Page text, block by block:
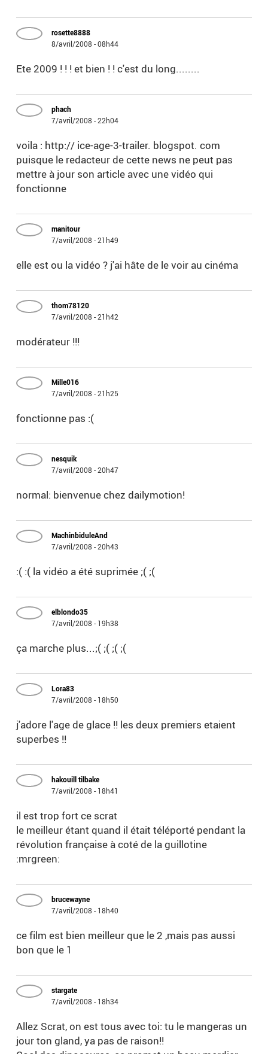
rosette8888
8/avril/2008 - 08h44
Ete 2009 ! ! ! et bien ! ! c'est du long........
phach
7/avril/2008 - 22h04
voila : http:// ice-age-3-trailer. blogspot. com
puisque le redacteur de cette news ne peut pas
mettre à jour son article avec une vidéo qui
fonctionne
manitour
7/avril/2008 - 21h49
elle est ou la vidéo ? j'ai hâte de le voir au cinéma
thom78120
7/avril/2008 - 21h42
modérateur !!!
Mille016
7/avril/2008 - 21h25
fonctionne pas :(
nesquik
7/avril/2008 - 20h47
normal: bienvenue chez dailymotion!
MachinbiduleAnd
7/avril/2008 - 20h43
:( :( la vidéo a été suprimée ;( ;(
elblondo35
7/avril/2008 - 19h38
ça marche plus...;( ;( ;( ;(
Lora83
7/avril/2008 - 18h50
j'adore l'age de glace !! les deux premiers etaient
superbes !!
hakouill tilbake
7/avril/2008 - 18h41
il est trop fort ce scrat
le meilleur étant quand il était téléporté pendant la
révolution française à coté de la guillotine
:mrgreen:
brucewayne
7/avril/2008 - 18h40
ce film est bien meilleur que le 2 ,mais pas aussi
bon que le 1
stargate
7/avril/2008 - 18h34
Allez Scrat, on est tous avec toi: tu le mangeras un
jour ton gland, ya pas de raison!!